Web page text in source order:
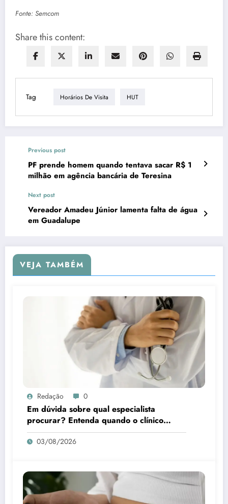
Fonte: Semcom
Share this content:
Tag Horários De Visita HUT
Previous post
PF prende homem quando tentava sacar R$ 1
milhão em agência bancária de Teresina
Next post
Vereador Amadeu Júnior lamenta falta de água
em Guadalupe
VEJA TAMBÉM
Redação 0
Em dúvida sobre qual especialista
procurar? Entenda quando o clínico
médico é a melhor escolha
03/08/2026